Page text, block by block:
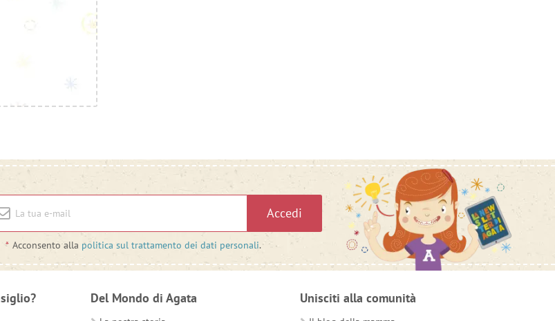
Accedi
* Acconsento alla politica sul trattamento dei dati personali.
Del Mondo di Agata Unisciti alla comunità